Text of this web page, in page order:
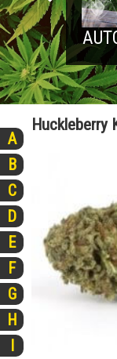
A
B
C
D
E
F
G
H
I
Huckleberry